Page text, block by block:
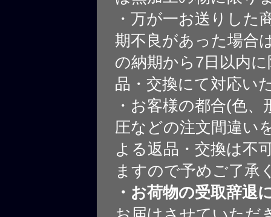
・万が一お送りした
期不良があった場合
の納期から7日以内
品・交換にて対応い
・お客様の都合(色、
圧などの注文間違い
よる返品・交換は不
ますので予めご了承
・お荷物の受取辞退